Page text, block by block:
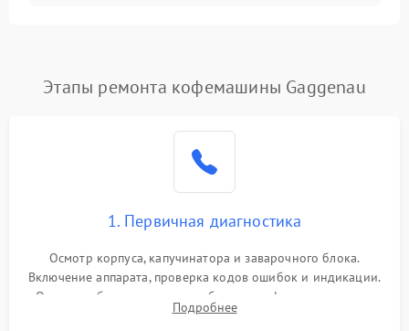
Постоянные сбои в работе Подробнее →
Этапы ремонта кофемашины Gaggenau
1. Первичная диагностика
Осмотр корпуса, капучинатора и заварочного блока.
Включение аппарата, проверка кодов ошибок и индикации.
Оценка работы помпы, термоблока и кофемолки на слух.
Измерение температуры и давления воды для выявления
Подробнее